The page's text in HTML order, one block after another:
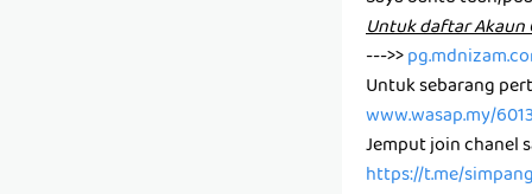
U͏n͏t͏u͏k͏ d͏a͏f͏t͏a͏r͏ A͏k͏a͏u͏n͏
--->>
Untuk sebarang
www.wasap.my/
Jemput join chanel
https://t.me/